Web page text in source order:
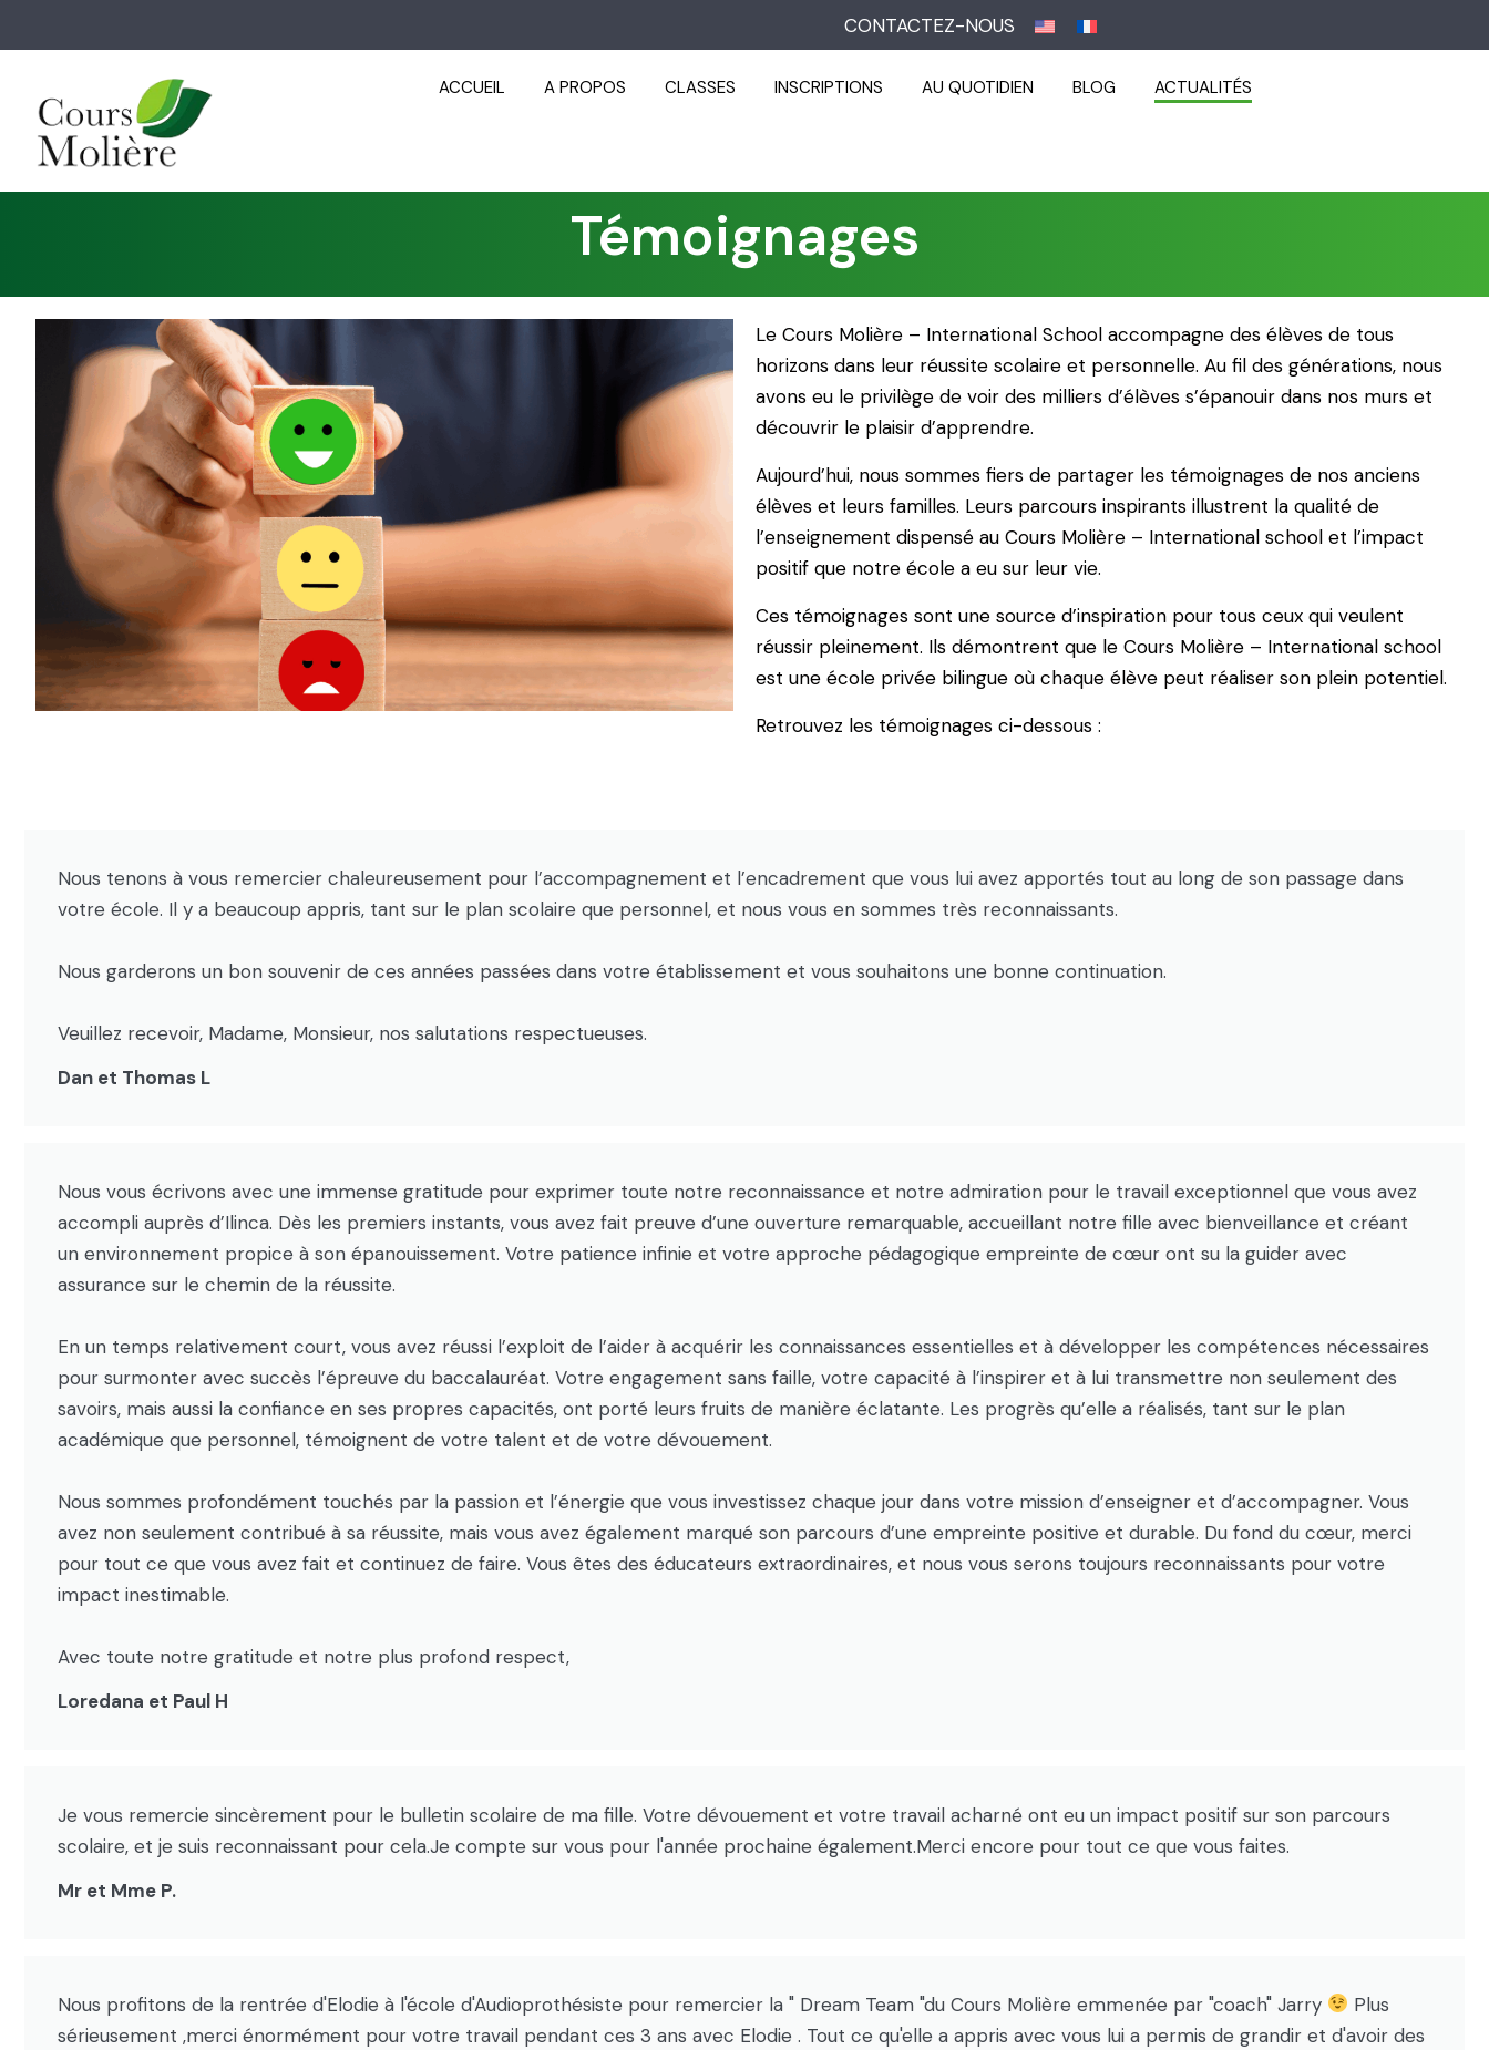
CONTACTEZ-NOUS
ACCUEIL A PROPOS CLASSES INSCRIPTIONS AU QUOTIDIEN BLOG ACTUALITÉS
Témoignages
Le Cours Molière – International School accompagne des élèves de tous
horizons dans leur réussite scolaire et personnelle. Au fil des générations, nous
avons eu le privilège de voir des milliers d’élèves s’épanouir dans nos murs et
découvrir le plaisir d’apprendre.
Aujourd’hui, nous sommes fiers de partager les témoignages de nos anciens
élèves et leurs familles. Leurs parcours inspirants illustrent la qualité de
l’enseignement dispensé au Cours Molière – International school et l’impact
positif que notre école a eu sur leur vie.
Ces témoignages sont une source d’inspiration pour tous ceux qui veulent
réussir pleinement. Ils démontrent que le Cours Molière – International school
est une école privée bilingue où chaque élève peut réaliser son plein potentiel.
Retrouvez les témoignages ci-dessous :
Nous tenons à vous remercier chaleureusement pour l’accompagnement et l’encadrement que vous lui avez apportés tout au long de son passage dans
votre école. Il y a beaucoup appris, tant sur le plan scolaire que personnel, et nous vous en sommes très reconnaissants.
Nous garderons un bon souvenir de ces années passées dans votre établissement et vous souhaitons une bonne continuation.
Veuillez recevoir, Madame, Monsieur, nos salutations respectueuses.
Dan et Thomas L
Nous vous écrivons avec une immense gratitude pour exprimer toute notre reconnaissance et notre admiration pour le travail exceptionnel que vous avez
accompli auprès d’Ilinca. Dès les premiers instants, vous avez fait preuve d’une ouverture remarquable, accueillant notre fille avec bienveillance et créant
un environnement propice à son épanouissement. Votre patience infinie et votre approche pédagogique empreinte de cœur ont su la guider avec
assurance sur le chemin de la réussite.
En un temps relativement court, vous avez réussi l’exploit de l’aider à acquérir les connaissances essentielles et à développer les compétences nécessaires
pour surmonter avec succès l’épreuve du baccalauréat. Votre engagement sans faille, votre capacité à l’inspirer et à lui transmettre non seulement des
savoirs, mais aussi la confiance en ses propres capacités, ont porté leurs fruits de manière éclatante. Les progrès qu’elle a réalisés, tant sur le plan
académique que personnel, témoignent de votre talent et de votre dévouement.
Nous sommes profondément touchés par la passion et l’énergie que vous investissez chaque jour dans votre mission d’enseigner et d’accompagner. Vous
avez non seulement contribué à sa réussite, mais vous avez également marqué son parcours d’une empreinte positive et durable. Du fond du cœur, merci
pour tout ce que vous avez fait et continuez de faire. Vous êtes des éducateurs extraordinaires, et nous vous serons toujours reconnaissants pour votre
impact inestimable.
Avec toute notre gratitude et notre plus profond respect,
Loredana et Paul H
Je vous remercie sincèrement pour le bulletin scolaire de ma fille. Votre dévouement et votre travail acharné ont eu un impact positif sur son parcours
scolaire, et je suis reconnaissant pour cela.Je compte sur vous pour l'année prochaine également.Merci encore pour tout ce que vous faites.
Mr et Mme P.
Nous profitons de la rentrée d'Elodie à l'école d'Audioprothésiste pour remercier la " Dream Team "du Cours Molière emmenée par "coach" Jarry
Plus
sérieusement ,merci énormément pour votre travail pendant ces 3 ans avec Elodie . Tout ce qu'elle a appris avec vous lui a permis de grandir et d'avoir des